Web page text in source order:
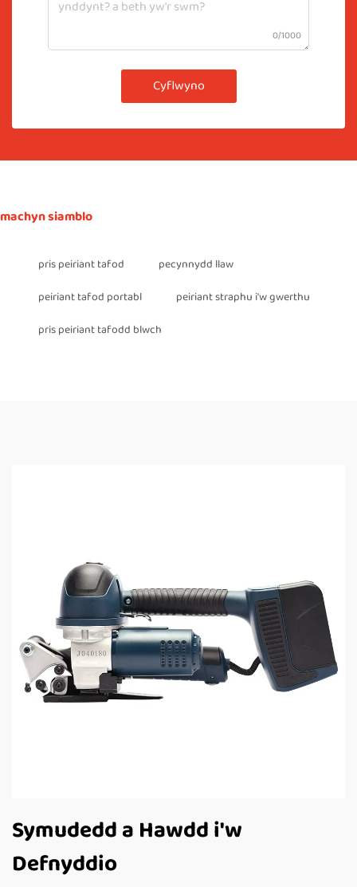
0/1000
Cyflwyno
machyn siamblo
pris peiriant tafod
pecynnydd llaw
peiriant tafod portabl
peiriant straphu i'w gwerthu
pris peiriant tafodd blwch
Symudedd a Hawdd i'w
Defnyddio